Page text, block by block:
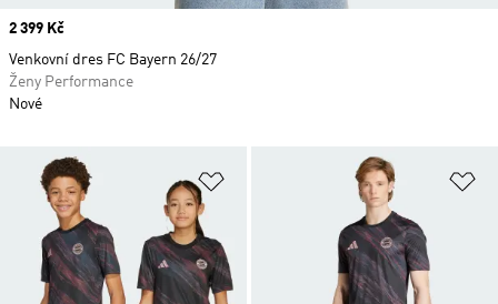
Přidat do seznamu přání
Price
2 399 Kč
Venkovní dres FC Bayern 26/27
Ženy Performance
Nové